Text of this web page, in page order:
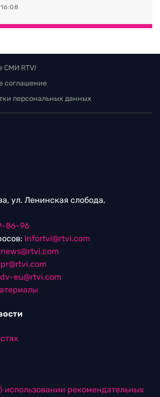
СМИ RTVI
соглашение
персональных данных
ул. Ленинская слобода,
86-96
Infortvi@rtvi.com
news@rtvi.com
pr@rtvi.com
eu@rtvi.com
использовании рекомендательных